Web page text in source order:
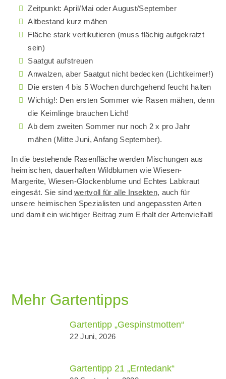
Zeitpunkt: April/Mai oder August/September
Altbestand kurz mähen
Fläche stark vertikutieren (muss flächig aufgekratzt
sein)
Saatgut aufstreuen
Anwalzen, aber Saatgut nicht bedecken (Lichtkeimer!)
Die ersten 4 bis 5 Wochen durchgehend feucht halten
Wichtig!: Den ersten Sommer wie Rasen mähen, denn
die Keimlinge brauchen Licht!
Ab dem zweiten Sommer nur noch 2 x pro Jahr
mähen (Mitte Juni, Anfang September).
In die bestehende Rasenfläche werden Mischungen aus
heimischen, dauerhaften Wildblumen wie Wiesen-
Margerite, Wiesen-Glockenblume und Echtes Labkraut
eingesät. Sie sindwertvoll für alle Insekten, auch für
unsere heimischen Spezialisten und angepassten Arten
und damit ein wichtiger Beitrag zum Erhalt der Artenvielfalt!
Mehr Gartentipps
Gartentipp „Gespinstmotten“
22 Juni, 2026
Gartentipp 21 „Erntedank“